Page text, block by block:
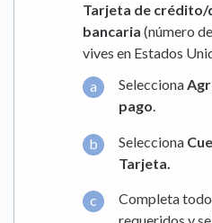
Tarjeta de
bancaria (número
vives en Estados
Selecciona
pago.
Selecciona
Tarjeta.
Completa